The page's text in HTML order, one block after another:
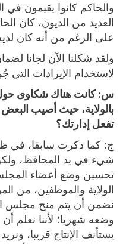
والحاكم كانوا يقيمون في
العديد من الديون، كان
على الرغم من أنه كان
ولقد شكلنا الآن لجانا
لاستخدام الإيرادات التي
س: كانت هناك شكاوى
بالولاية، حيث أصيب
تفعل إدارتك؟
ج: كما ذكرت سابقا، في
شيء في يد المحافظ،
تحسين وضع أعضاء المجلس
الولاية والموظفين، من
نضمن أن يتم منح مجلس
وضعه شهريا؛ لأننا نعلم
يستأنف الإنتاج قريبا،